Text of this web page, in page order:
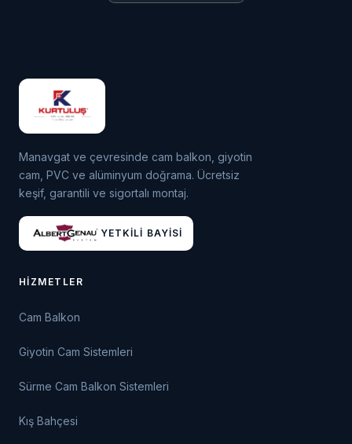
Manavgat ve çevresinde cam balkon, giyotin
cam, PVC ve alüminyum doğrama. Ücretsiz
keşif, garantili ve sigortalı montaj.
YETKILI BAYISI
HIZMETLER
Cam Balkon
Giyotin Cam Sistemleri
Sürme Cam Balkon Sistemleri
Kış Bahçesi